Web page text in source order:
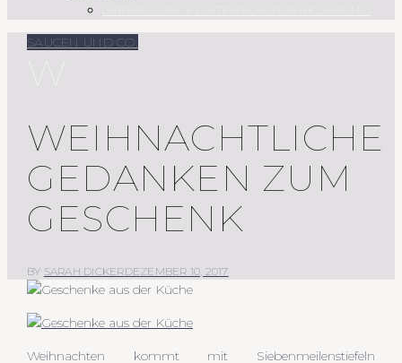
SAUCEN UND CO.
WEIHNACHTLICHE
GEDANKEN ZUM
GESCHENK
BY SARAH DICKERDEZEMBER 10, 2017
Weihnachten kommt mit Siebenmeilenstiefeln